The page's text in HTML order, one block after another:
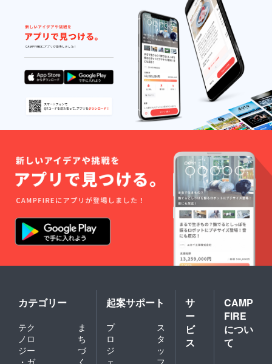
カテゴリー
テク
ノロ
ジー
・ガ
ま
ち
づ
く
起案サポート
プ
ロ
ジ
ェ
ス
タ
ッ
フ
サ
ー
ビ
ス
CAMP
FIRE
につい
て